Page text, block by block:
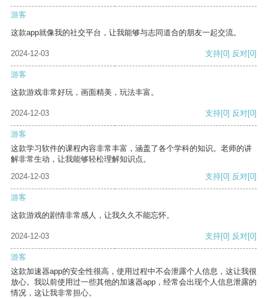
游客
这款app就像我的社交平台，让我能够与志同道合的朋友一起交流。
2024-12-03 支持[0] 反对[0]
游客
这款游戏非常好玩，画面精美，玩法丰富。
2024-12-03 支持[0] 反对[0]
游客
这款学习软件的课程内容非常丰富，涵盖了各个学科的知识。老师的讲
解非常生动，让我能够轻松理解知识点。
2024-12-03
支持[0] 反对[0]
游客
这款游戏的剧情非常感人，让我久久不能忘怀。
2024-12-03 支持[0] 反对[0]
游客
这款加速器app的安全性很高，使用过程中不会泄露个人信息，这让我很
放心。我以前使用过一些其他的加速器app，经常会出现个人信息泄露的
情况，这让我非常担心。